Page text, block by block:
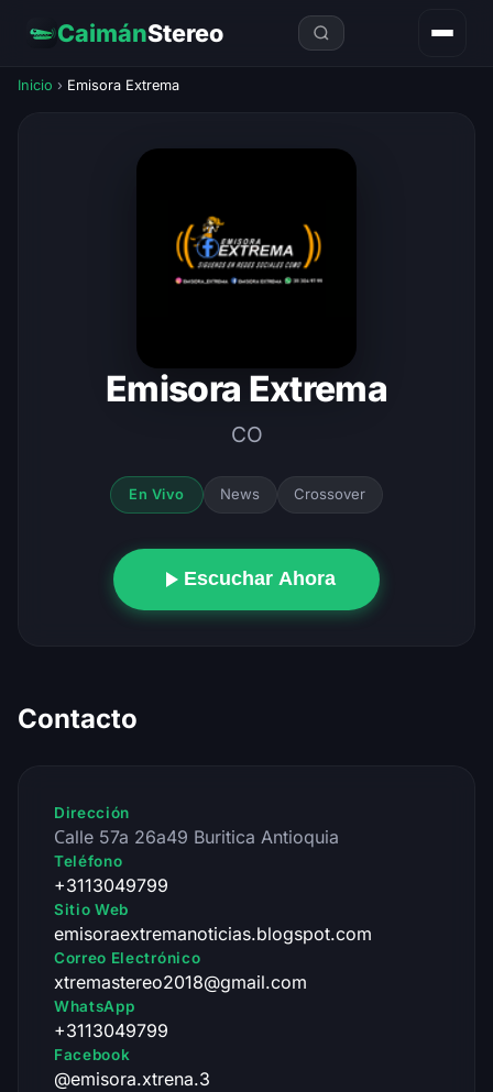
CaimánStereo
Inicio › Emisora Extrema
Emisora Extrema
CO
En Vivo News Crossover
Escuchar Ahora
Contacto
Dirección
Сalle 57a 26a49 Buritica Antioquia
Teléfono
+3113049799
Sitio Web
emisoraextremanoticias.blogspot.com
Correo Electrónico
xtremastereo2018@gmail.com
WhatsApp
+3113049799
Facebook
@emisora.xtrena.3